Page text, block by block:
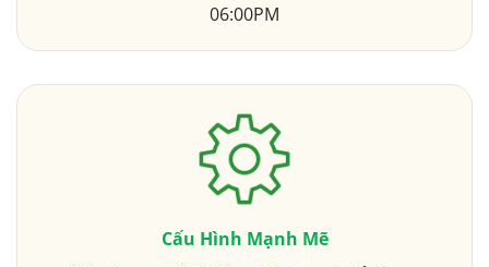
06:00PM
Cấu Hình Mạnh Mẽ